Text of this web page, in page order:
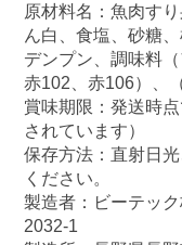
原材料名：魚肉す
ん白、食塩、砂糖
デンプン、調味料
赤102、赤106）、
賞味期限：発送時
されています）
保存方法：直射日
ください。
製造者：ビーテッ
2032-1